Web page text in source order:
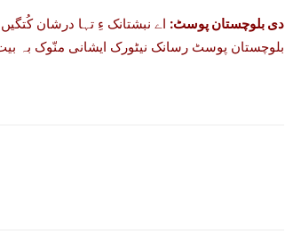
دی بلوچستان پوسٹ: اے نبشتانک ءِ تہا درشان
بلوچستان پوسٹ رسانک نیٹورک ایشانی منّوک بہ